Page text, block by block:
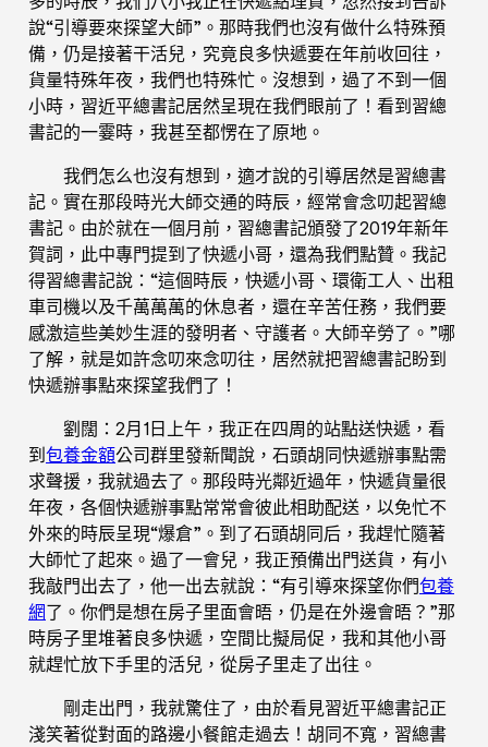
說“引導要來探望大師”。那時我們也沒有做什么特殊預
備，仍是接著干活兒，究竟良多快遞要在年前收回往，
貨量特殊年夜，我們也特殊忙。沒想到，過了不到一個
小時，習近平總書記居然呈現在我們眼前了！看到習總
書記的一霎時，我甚至都愣在了原地。
我們怎么也沒有想到，適才說的引導居然是習總書
記。實在那段時光大師交通的時辰，經常會念叨起習總
書記。由於就在一個月前，習總書記頒發了2019年新年
賀詞，此中專門提到了快遞小哥，還為我們點贊。我記
得習總書記說：“這個時辰，快遞小哥、環衛工人、出租
車司機以及千萬萬萬的休息者，還在辛苦任務，我們要
感激這些美妙生涯的發明者、守護者。大師辛勞了。”哪
了解，就是如許念叨來念叨往，居然就把習總書記盼到
快遞辦事點來探望我們了！
劉闊：2月1日上午，我正在四周的站點送快遞，看
到包養金額公司群里發新聞說，石頭胡同快遞辦事點需
求聲援，我就過去了。那段時光鄰近過年，快遞貨量很
年夜，各個快遞辦事點常常會彼此相助配送，以免忙不
外來的時辰呈現“爆倉”。到了石頭胡同后，我趕忙隨著
大師忙了起來。過了一會兒，我正預備出門送貨，有小
我敲門出去了，他一出去就說：“有引導來探望你們包養
網了。你們是想在房子里面會晤，仍是在外邊會晤？”那
時房子里堆著良多快遞，空間比擬局促，我和其他小哥
就趕忙放下手里的活兒，從房子里走了出往。
剛走出門，我就驚住了，由於看見習近平總書記正
淺笑著從對面的路邊小餐館走過去！胡同不寬，習總書